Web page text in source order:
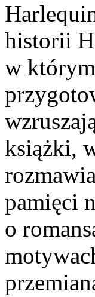
historii
w którym
książki,
pamięci
o